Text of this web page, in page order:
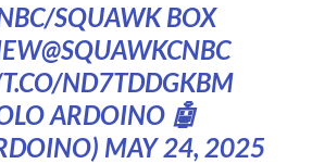
SQUAWK BOX
@SQUAWKCNBC
ND7TDDGKBM
ARDOINO 🤖
MAY 24, 2025